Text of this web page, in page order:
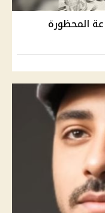
المحظورة